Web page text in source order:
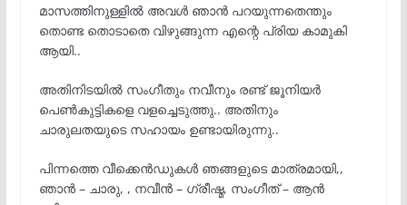
മാസത്തിനുള്ളിൽ അവൾ ഞാൻ പറയുന്നതെന്തും
തൊണ്ട തൊടാതെ വിഴുങ്ങുന്ന എന്റെ പ്രിയ കാമുകി
ആയി..
അതിനിടയിൽ സംഗീതും നവീനും രണ്ട് ജൂനിയർ
പെൺകുട്ടികളെ വളച്ചെടുത്തു.. അതിനും
ചാരുലതയുടെ സഹായം ഉണ്ടായിരുന്നു..
പിന്നത്തെ വീക്കെൻഡുകൾ ഞങ്ങളുടെ മാത്രമായി,,
ഞാൻ – ചാരു, , നവീൻ – ഗ്രീഷ്മ, സംഗീത് – ആൻ